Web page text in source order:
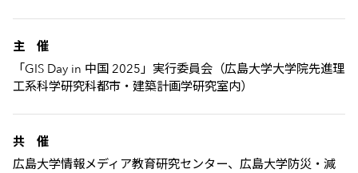
主 催
「GIS Day in 中国 2025」実行委員会（広島大学大学院先進理
工系科学研究科都市・建築計画学研究室内）
共 催
広島大学情報メディア教育研究センター、広島大学防災・減